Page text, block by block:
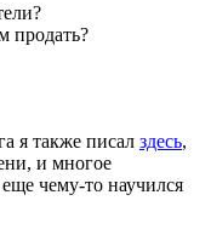
продать?
я также писал здесь,
и многое
чему-то научился